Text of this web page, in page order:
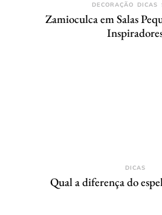
DECORAÇÃO DICAS
Zamioculca em Salas
DICAS
Qual a diferença do